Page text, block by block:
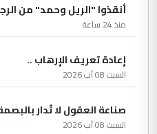
أنقذوا "الريل وحمد" من
منذ 24 ساعة
إعادة تعريف الإرهاب ..
السبت 08 آب 2026
صناعة العقول لا تُدار
السبت 08 آب 2026